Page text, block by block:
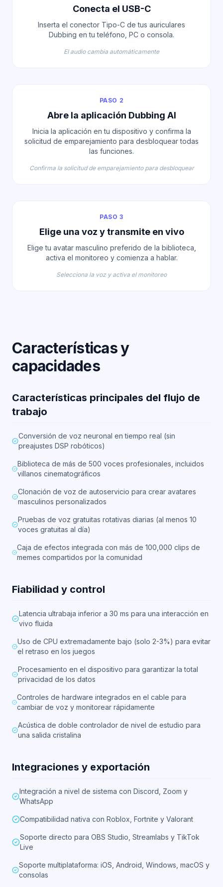
Conecta el USB-C
Inserta el conector Tipo-C de tus auriculares
Dubbing en tu teléfono, PC o consola.
El audio cambia automáticamente
PASO 2
Abre la aplicación Dubbing AI
Inicia la aplicación en tu dispositivo y confirma la
solicitud de emparejamiento para desbloquear todas
las funciones.
Confirma la solicitud de emparejamiento para desbloquear
PASO 3
Elige una voz y transmite en vivo
Elige tu avatar masculino preferido de la biblioteca,
activa el monitoreo y comienza a hablar.
Selecciona la voz y activa el monitoreo
Características y
capacidades
Características principales del flujo de
trabajo
Conversión de voz neuronal en tiempo real (sin
preajustes DSP robóticos)
Biblioteca de más de 500 voces profesionales, incluidos
villanos cinematográficos
Clonación de voz de autoservicio para crear avatares
masculinos personalizados
Pruebas de voz gratuitas rotativas diarias (al menos 10
voces gratuitas al día)
Caja de efectos integrada con más de 100,000 clips de
memes compartidos por la comunidad
Fiabilidad y control
Latencia ultrabaja inferior a 30 ms para una interacción en
vivo fluida
Uso de CPU extremadamente bajo (solo 2-3%) para evitar
el retraso en los juegos
Procesamiento en el dispositivo para garantizar la total
privacidad de los datos
Controles de hardware integrados en el cable para
cambiar de voz y monitorear rápidamente
Acústica de doble controlador de nivel de estudio para
una salida cristalina
Integraciones y exportación
Integración a nivel de sistema con Discord, Zoom y
WhatsApp
Compatibilidad nativa con Roblox, Fortnite y Valorant
Soporte directo para OBS Studio, Streamlabs y TikTok
Live
Soporte multiplataforma: iOS, Android, Windows, macOS y
consolas